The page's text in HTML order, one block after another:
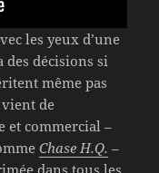
les yeux d’une
décisions si
même pas
de
et commercial –
Chase H.Q. –
dans tous les